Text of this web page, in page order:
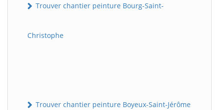
Trouver chantier peinture Bourg-Saint-
Christophe
Trouver chantier peinture Boyeux-Saint-Jérôme